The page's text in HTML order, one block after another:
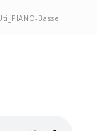
Basse